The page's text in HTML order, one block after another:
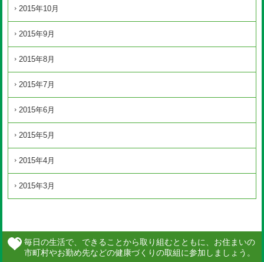
2015年10月
2015年9月
2015年8月
2015年7月
2015年6月
2015年5月
2015年4月
2015年3月